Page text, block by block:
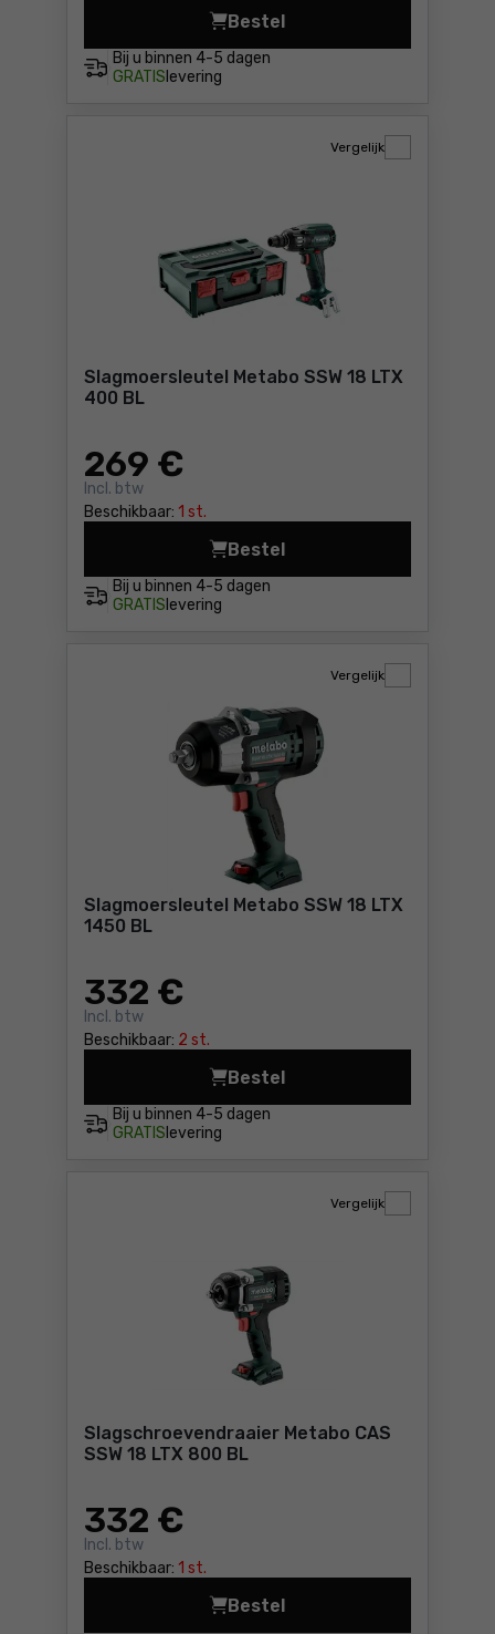
Bij u binnen 4-5 dagen
GRATIS levering
Bestel
Slagschroevendraaier
Slagmoersleutel Metabo SSW 18 LTX
400 BL
269 €
Incl. btw
Beschikbaar: 1 st.
Vergelijk
Bij u binnen 4-5 dagen
GRATIS levering
Bestel
Slagmoersleutel Metabo
Slagmoersleutel Metabo SSW 18 LTX
1450 BL
332 €
Incl. btw
Beschikbaar: 2 st.
Vergelijk
Bij u binnen 4-5 dagen
GRATIS levering
Bestel
Slagmoersleutel Metabo
Slagschroevendraaier Metabo CAS
SSW 18 LTX 800 BL
332 €
Incl. btw
Beschikbaar: 1 st.
Vergelijk
Bestel
Slagschroevendraaier